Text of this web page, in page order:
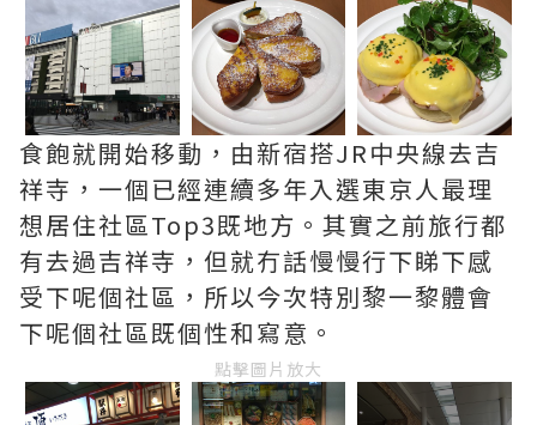
食飽就開始移動，由新宿搭JR中央線去吉
祥寺，一個已經連續多年入選東京人最理
想居住社區Top3既地方。其實之前旅行都
有去過吉祥寺，但就冇話慢慢行下睇下感
受下呢個社區，所以今次特別黎一黎體會
下呢個社區既個性和寫意。
點擊圖片放大